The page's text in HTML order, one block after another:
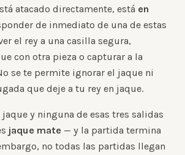
atacado directamente, está en
de inmediato de una de estas
el rey a una casilla segura,
con otra pieza o capturar a la
se te permite ignorar el jaque ni
que deje a tu rey en jaque.
jaque y ninguna de esas tres salidas
jaque mate — y la partida termina
no todas las partidas llegan